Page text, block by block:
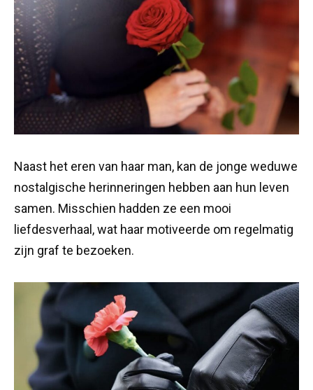
Naast het eren van haar man, kan de jonge weduwe
nostalgische herinneringen hebben aan hun leven
samen. Misschien hadden ze een mooi
liefdesverhaal, wat haar motiveerde om regelmatig
zijn graf te bezoeken.